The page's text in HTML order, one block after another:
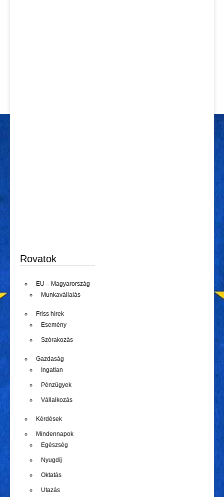
Rovatok
EU – Magyarország
Munkavállalás
Friss hírek
Esemény
Szórakozás
Gazdaság
Ingatlan
Pénzügyek
Vállalkozás
Kérdések
Mindennapok
Egészség
Nyugdíj
Oktatás
Utazás